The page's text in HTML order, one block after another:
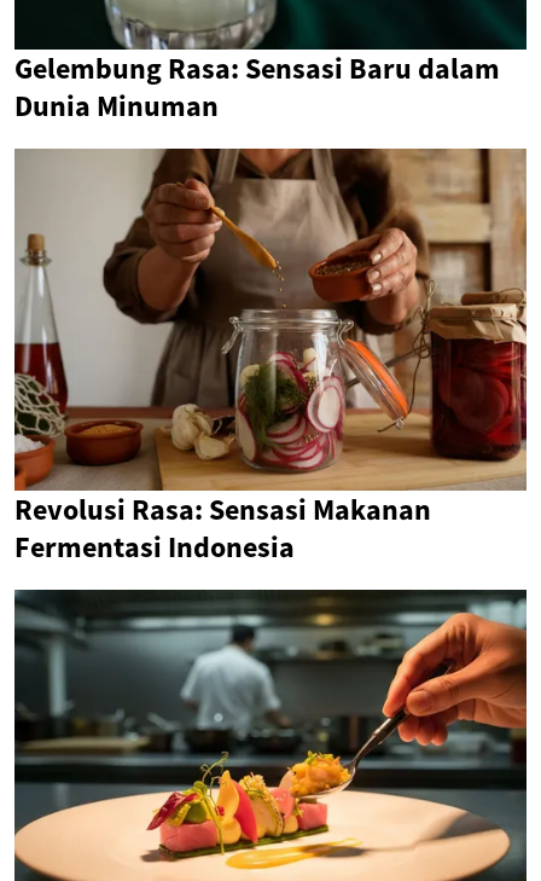
Gelembung Rasa: Sensasi Baru dalam
Dunia Minuman
Revolusi Rasa: Sensasi Makanan
Fermentasi Indonesia